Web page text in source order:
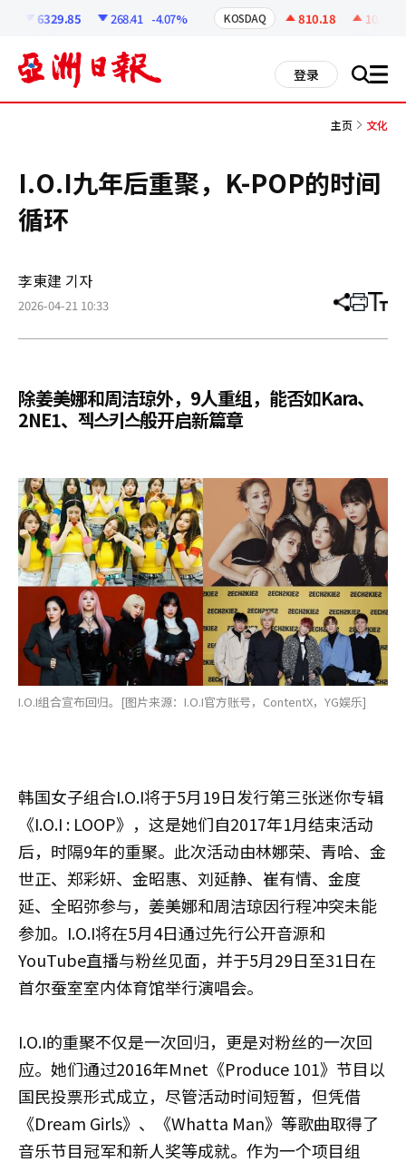
6329.85 268.41 -4.07% KOSDAQ 810.18 10.59
登录 搜 all
主页 文化
I.O.I九年后重聚，K-POP的时间
循环
李東建 기자
2026-04-21 10:33 分
章
打 调
小
除姜美娜和周洁琼外，9人重组，能否如Kara、
2NE1、젝스키스般开启新篇章
I.O.I组合宣布回归。[图片来源：I.O.I官方账号，ContentX，YG娱乐]
韩国女子组合I.O.I将于5月19日发行第三张迷你专辑
《I.O.I : LOOP》，这是她们自2017年1月结束活动
后，时隔9年的重聚。此次活动由林娜荣、青哈、金
世正、郑彩妍、金昭惠、刘延静、崔有情、金度
延、全昭弥参与，姜美娜和周洁琼因行程冲突未能
参加。I.O.I将在5月4日通过先行公开音源和
YouTube直播与粉丝见面，并于5月29日至31日在
首尔蚕室室内体育馆举行演唱会。
I.O.I的重聚不仅是一次回归，更是对粉丝的一次回
应。她们通过2016年Mnet《Produce 101》节目以
国民投票形式成立，尽管活动时间短暂，但凭借
《Dream Girls》、《Whatta Man》等歌曲取得了
音乐节目冠军和新人奖等成就。作为一个项目组